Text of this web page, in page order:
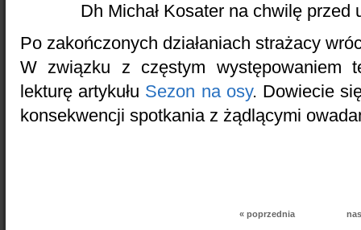
Dh Michał Kosater na chwilę przed
Po zakończonych działaniach strażacy
W związku z częstym występowaniem
lekturę artykułu Sezon na osy. Dowiecie
konsekwencji spotkania z żądlącymi
« poprzednia